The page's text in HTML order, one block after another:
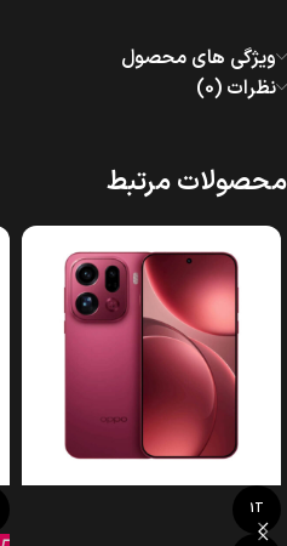
ویژگی های محصول
نظرات (0)
محصولات مرتبط
1T